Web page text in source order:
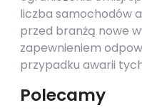
liczba samochodów
przed branżą nowe
zapewnieniem
przypadku awarii
Polecamy